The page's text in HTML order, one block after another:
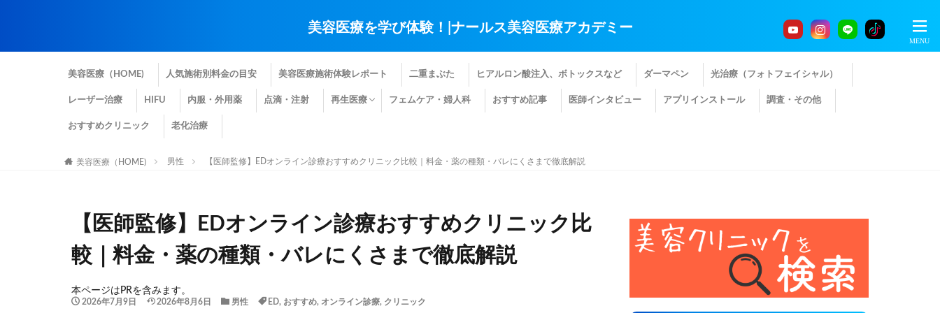
美容医療を学び体験！|ナールス美容医療アカデミー
美容医療（HOME) 人気施術別料金の目安 美容医療施術体験レポート 二重まぶた ヒアルロン酸注入、ボトックスなど ダーマペン 光治療（フォトフェイシャル）
レーザー治療 HIFU 内服・外用薬 点滴・注射 再生医療 フェムケア・婦人科 おすすめ記事 医師インタビュー アプリインストール 調査・その他
おすすめクリニック 老化治療
美容医療（HOME) 男性 【医師監修】EDオンライン診療おすすめクリニック比較｜料金・薬の種類・バレにくさまで徹底解説
【医師監修】EDオンライン診療おすすめクリニック比
較｜料金・薬の種類・バレにくさまで徹底解説
本ページはPRを含みます。
2026年7月9日 2026年8月6日 男性 ED, おすすめ, オンライン診療, クリニック